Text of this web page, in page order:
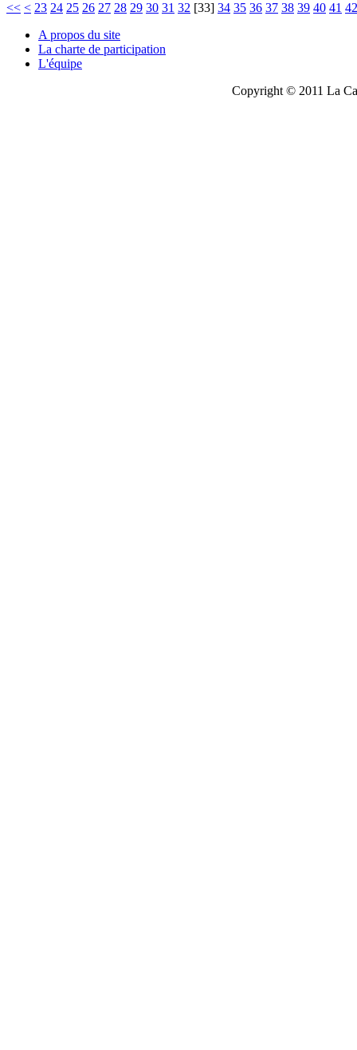
<< < 23 24 25 26 27 28 29 30 31 32 [33] 34 35 36 37 38 39 40 41 42
A propos du site
La charte de participation
L'équipe
Copyright © 2011 La